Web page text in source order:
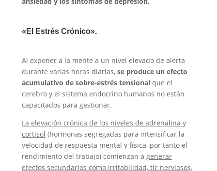
«El Estrés Crónico».
Al exponer a la mente a un nivel elevado de alerta
durante varias horas diarias, se produce un efecto
acumulativo de sobre-estrés tensionalque el
cerebro y el sistema endocrino humanos no están
capacitados para gestionar.
La elevación crónica de los niveles de adrenalina y
cortisol (hormonas segregadas para intensificar la
velocidad de respuesta mental y física, por tanto el
rendimiento del trabajo) comienzan a generar
efectos secundarios como irritabilidad, tic nerviosos,